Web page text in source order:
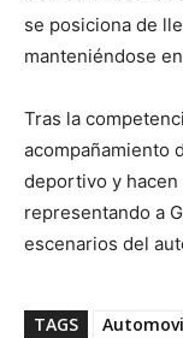
se posiciona de
manteniéndose
Tras la
acompañamiento
deportivo y
representando a
escenarios del
TAGS